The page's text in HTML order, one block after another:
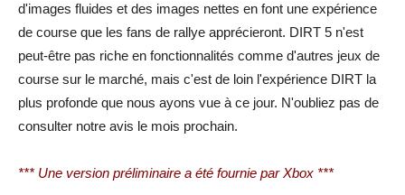
d'images fluides et des images nettes en font une expérience
de course que les fans de rallye apprécieront. DIRT 5 n'est
peut-être pas riche en fonctionnalités comme d'autres jeux de
course sur le marché, mais c'est de loin l'expérience DIRT la
plus profonde que nous ayons vue à ce jour. N'oubliez pas de
consulter notre avis le mois prochain.
*** Une version préliminaire a été fournie par Xbox ***